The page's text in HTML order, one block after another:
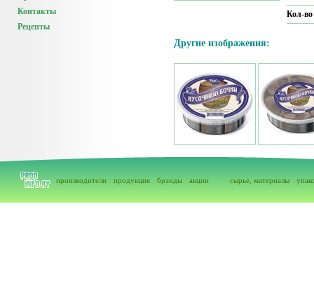
Контакты
Рецепты
Кол-во
Другие изображения:
производители продукция брэнды акции сырье, материалы